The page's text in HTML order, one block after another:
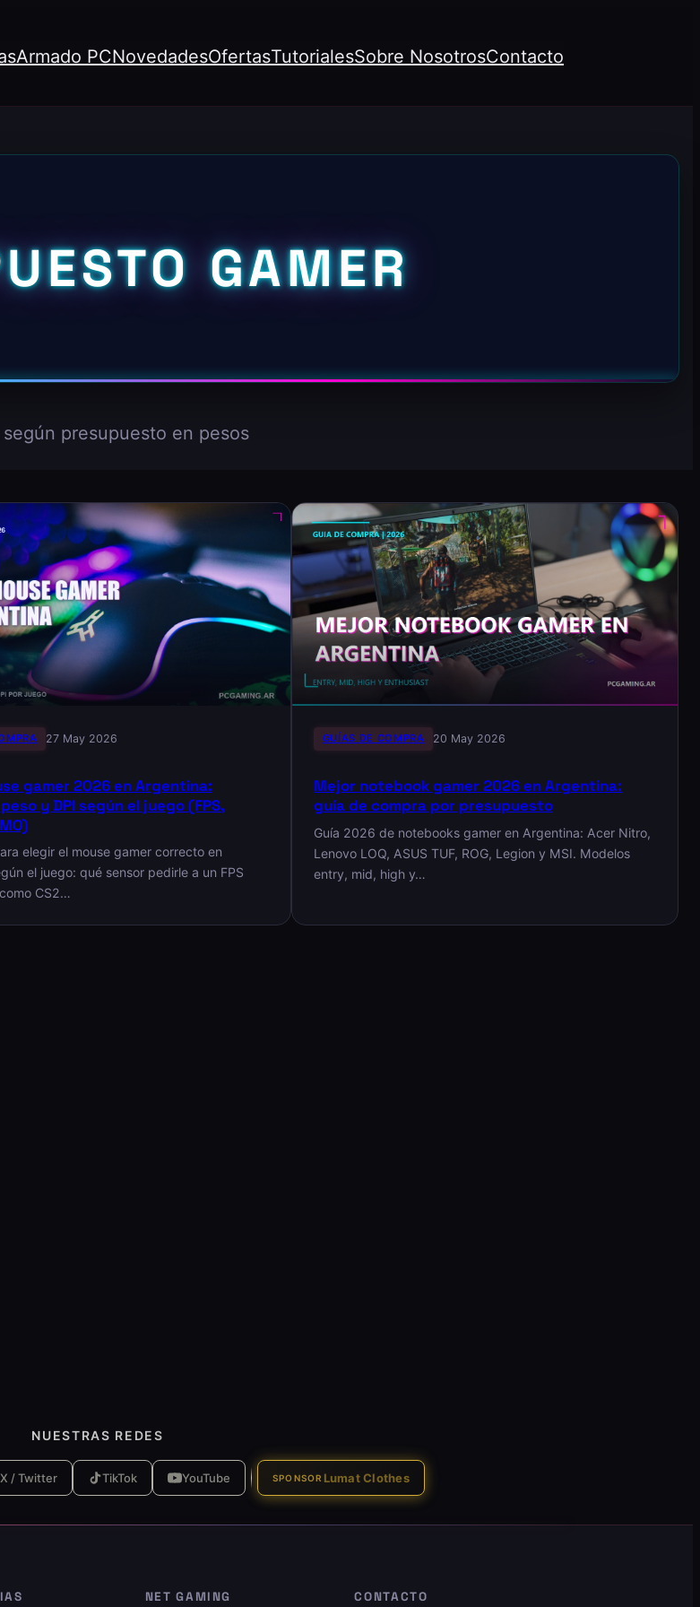
Armado PCNovedadesOfertasTutorialesSobre NosotrosContacto
GAMER
según presupuesto en pesos
27 May 2026
gamer 2026 en Argentina:
y DPI según el juego (FPS,
elegir el mouse gamer correcto en
el juego: qué sensor pedirle a un FPS
CS2…
GUÍAS DE COMPRA 20 May 2026
Mejor notebook gamer 2026 en Argentina:
guía de compra por presupuesto
Guía 2026 de notebooks gamer en Argentina: Acer Nitro,
Lenovo LOQ, ASUS TUF, ROG, Legion y MSI. Modelos
entry, mid, high y…
NUESTRAS REDES
X / Twitter TikTok YouTube SPONSOR Lumat Clothes
NET GAMING CONTACTO